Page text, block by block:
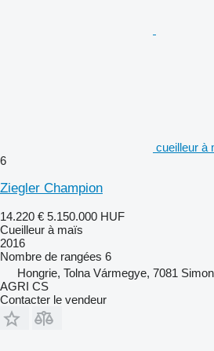
cueilleur à
6
Ziegler Champion
14.220 € 5.150.000 HUF
Cueilleur à maïs
2016
Nombre de rangées 6
Hongrie, Tolna Vármegye, 7081
AGRI CS
Contacter le vendeur